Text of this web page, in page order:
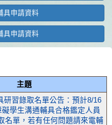
具申請資料
具申請資料
主題
研習錄取名單公告：預計8/16
學生溝通輔具合格鑑定人員
名單，若有任何問題請來電輔